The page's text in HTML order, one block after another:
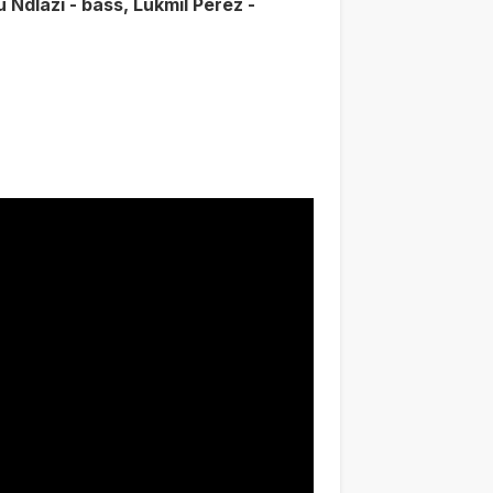
Ndlazi - bass, Lukmil Perez -